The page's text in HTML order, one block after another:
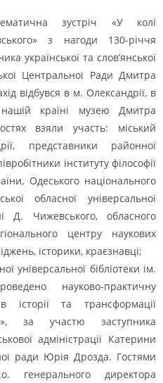
зустріч «У колі
з нагоди 130-річчя
української та слов’янської
Центральної Ради Дмитра
відбувся в м. Олександрії, в
країні музею Дмитра
взяли участь: міський
представники районної
інституту філософії
Одеського національного
обласної універсальної
Д. Чижевського, обласного
центру наукових
історики, краєзнавці;
універсальної бібліотеки ім.
науково-практичну
історії та трансформації
за участю заступника
адміністрації Катерини
ради Юрія Дрозда. Гостями
генерального директора